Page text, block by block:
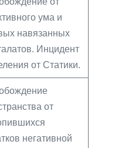
ума и
навязанных
Инцидент
от Статики.
от
негативной